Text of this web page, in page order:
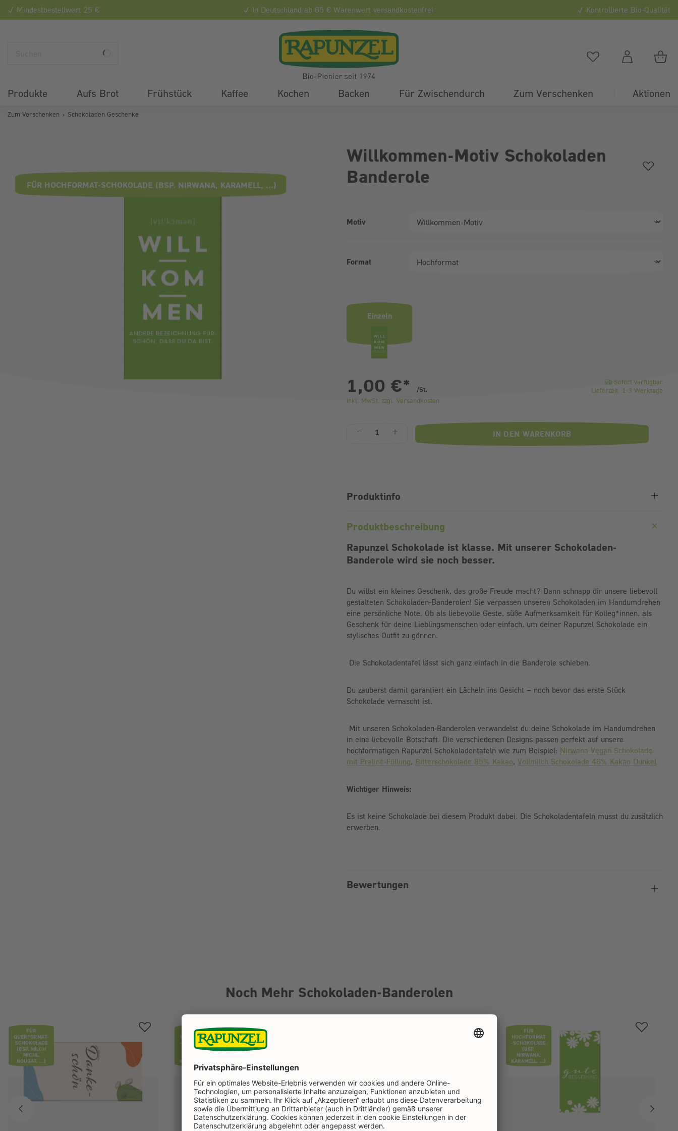
Mindestbestellwert 25 € In Deutschland ab 65 € Warenwert versandkostenfrei Kontrollierte Bio-Qualität
Du hast0 Artikel
Produkte Aufs Brot Frühstück Kaffee Kochen Backen Für Zwischendurch Zum Verschenken Aktionen
Zum Verschenken Schokoladen Geschenke
Bildergalerie überspringen
FÜR HOCHFORMAT-SCHOKOLADE (BSP. NIRWANA, KARAMELL, ...)
Willkommen-Motiv Schokoladen
Banderole
Motiv
Format
Einzeln
1,00 €* /St.
inkl. MwSt. zzgl. Versandkosten
Sofort verfügbar
Lieferzeit: 1-3 Werktage
Anzahl IN DEN WARENKORB
Produktinfo
Produktbeschreibung
Rapunzel Schokolade ist klasse. Mit unserer Schokoladen-
Banderole wird sie noch besser.
Du willst ein kleines Geschenk, das große Freude macht? Dann schnapp dir unsere liebevoll
gestalteten Schokoladen-Banderolen! Sie verpassen unseren Schokoladen im Handumdrehen
eine persönliche Note. Ob als liebevolle Geste, süße Aufmerksamkeit für Kolleg*innen, als
Geschenk für deine Lieblingsmenschen oder einfach, um deiner Rapunzel Schokolade ein
stylisches Outfit zu gönnen.
Die Schokoladentafel lässt sich ganz einfach in die Banderole schieben.
Du zauberst damit garantiert ein Lächeln ins Gesicht – noch bevor das erste Stück
Schokolade vernascht ist.
Mit unseren Schokoladen-Banderolen verwandelst du deine Schokolade im Handumdrehen
in eine liebevolle Botschaft. Die verschiedenen Designs passen perfekt auf unsere
hochformatigen Rapunzel Schokoladentafeln wie zum Beispiel: Nirwana Vegan Schokolade
mit Praliné-Füllung
Bitterschokolade 85% Kakao Vollmilch Schokolade 46% Kakao Dunkel
Wichtiger Hinweis:
Es ist keine Schokolade bei diesem Produkt dabei. Die Schokoladentafeln musst du zusätzlich
erwerben.
Bewertungen
Noch Mehr Schokoladen-Banderolen
FÜR
QUERFORMAT-
SCHOKOLADE
(BSP. MILCH
MICHL,
NOUGAT, ...)
FÜR
HOCHFORMAT
-SCHOKOLADE
(BSP.
KARAMELL, ...)
FÜR
HOCHFORMAT
-SCHOKOLADE
(BSP.
NIRWANA,
KARAMELL, ...)